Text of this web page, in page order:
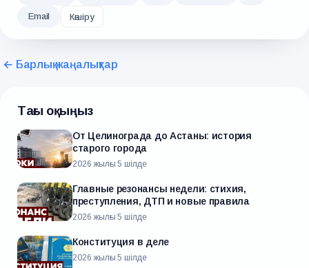
Email Көшіру
← Барлық жаңалықтар
Тағы оқыңыз
От Целинограда до Астаны: история
старого города
2026 жылғы 5 шілде
Главные резонансы недели: стихия,
преступления, ДТП и новые правила
2026 жылғы 5 шілде
Конституция в деле
2026 жылғы 5 шілде